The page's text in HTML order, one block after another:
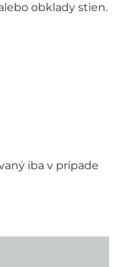
obklady stien.
iba v prípade